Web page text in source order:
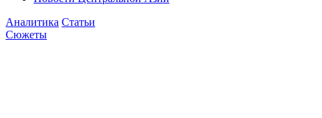
Аналитика Статьи
Сюжеты